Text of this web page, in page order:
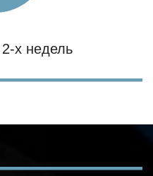
х недель